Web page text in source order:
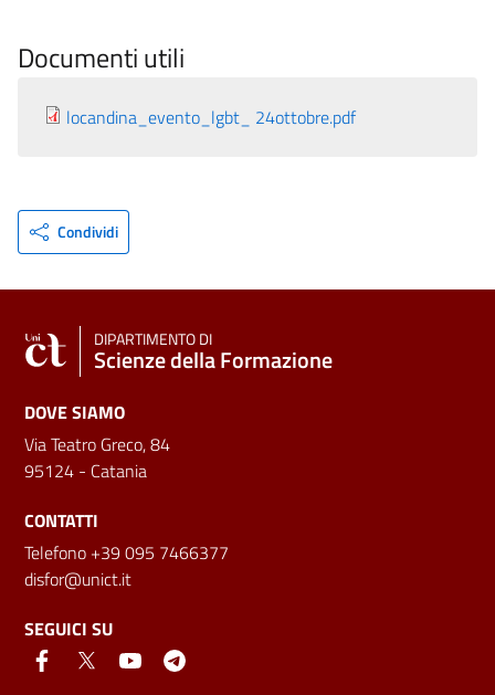
Documenti utili
locandina_evento_lgbt_ 24ottobre.pdf
Condividi
DIPARTIMENTO DI
Scienze della Formazione
DOVE SIAMO
Via Teatro Greco, 84
95124 - Catania
CONTATTI
Telefono +39 095 7466377
disfor@unict.it
SEGUICI SU